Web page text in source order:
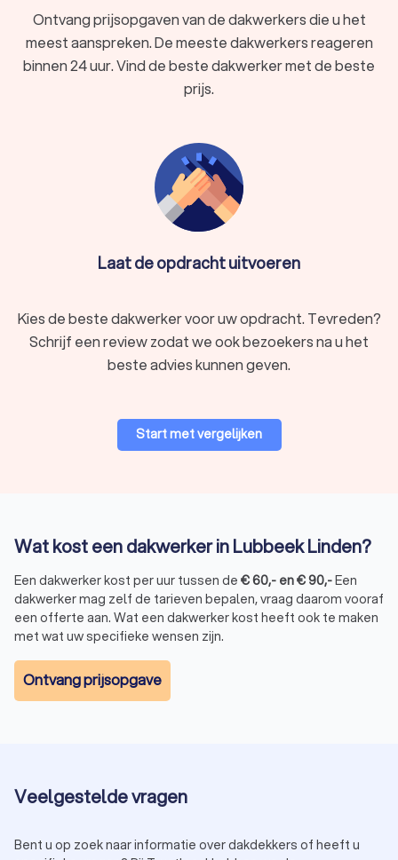
Ontvang prijsopgaven van de dakwerkers die u het
meest aanspreken. De meeste dakwerkers reageren
binnen 24 uur. Vind de beste dakwerker met de beste
prijs.
Laat de opdracht uitvoeren
Kies de beste dakwerker voor uw opdracht. Tevreden?
Schrijf een review zodat we ook bezoekers na u het
beste advies kunnen geven.
Start met vergelijken
Wat kost een dakwerker in Lubbeek Linden?
Een dakwerker kost per uur tussen de €60,- en€90,-Een
dakwerker mag zelf de tarieven bepalen, vraag daarom vooraf
een offerte aan. Wat een dakwerker kost heeft ook te maken
met wat uw specifieke wensen zijn.
Ontvang prijsopgave
Veelgestelde vragen
Bent u op zoek naar informatie over dakdekkers of heeft u